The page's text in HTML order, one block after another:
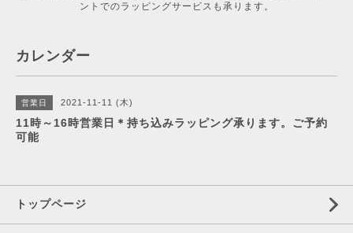
ントでのラッピングサービスも承ります。
カレンダー
営業日 2021-11-11 (木)
11時～16時営業日＊持ち込みラッピング承ります。ご予約
可能
トップページ